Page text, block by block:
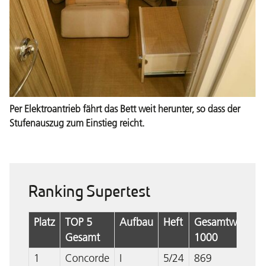
Per Elektroantrieb fährt das Bett weit herunter, so dass der
Stufenauszug zum Einstieg reicht.
Ranking Supertest
Platz
TOP 5
Gesamt
Aufbau Heft
1000
1
Concorde
I 5/24 869